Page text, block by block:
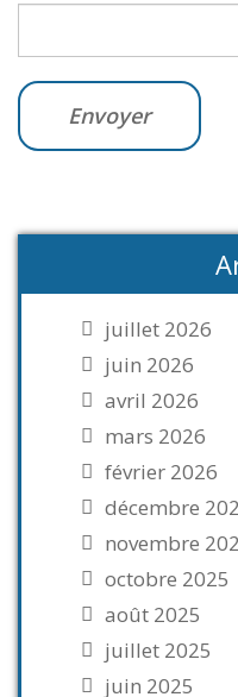
juillet 2026
juin 2026
avril 2026
mars 2026
février 2026
décembre
novembre
octobre 2025
août 2025
juillet 2025
juin 2025